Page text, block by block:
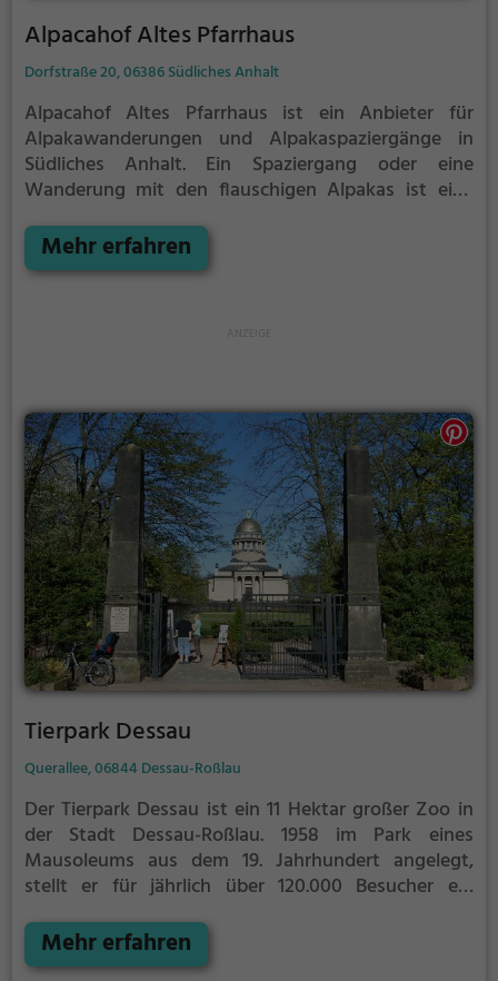
Alpacahof Altes Pfarrhaus
Dorfstraße 20, 06386 Südliches Anhalt
Alpacahof Altes Pfarrhaus ist ein Anbieter für
Alpakawanderungen und Alpakaspaziergänge in
Südliches Anhalt. Ein Spaziergang oder eine
Wanderung mit den flauschigen Alpakas ist eine
Ausflug mit der Familie. Die kuscheligen Tiere
strahlen eine unheimliche Ruhe aus und werden
Mehr erfahren
Tierpark Dessau
Querallee, 06844 Dessau-Roßlau
Der Tierpark Dessau ist ein 11 Hektar großer Zoo in
der Stadt Dessau-Roßlau. 1958 im Park eines
Mausoleums aus dem 19. Jahrhundert angelegt,
stellt er für jährlich über 120.000 Besucher ein
liegt im Stadtteil Ziebigk, unmittelbar östlich des
Georgiums und bildet zusammen mit
Mehr erfahren